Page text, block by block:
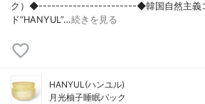
ク）◆-----------------------◆韓国自然主義
ド“HANYUL”…続きを見る
HANYUL(ハンユル)
月光柚子睡眠パック